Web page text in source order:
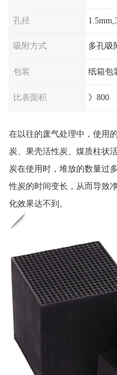
孔径
吸附方式 多孔吸
包装 纸箱包
比表面积 》800
在以往的废气处理中，使用
炭、果壳活性炭、煤质柱状
炭在使用时，堆放的数量过
性炭的时间变长，从而导致
化效果达不到。